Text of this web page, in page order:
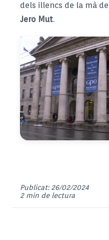
dels illencs de la mà
Jero Mut.
Publicat: 26/02/2024
2 min de lectura